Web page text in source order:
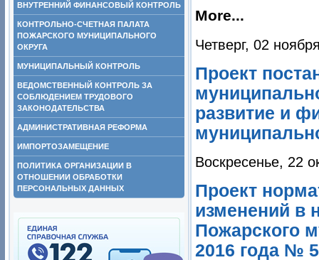
ВНУТРЕННИЙ ФИНАНСОВЫЙ КОНТРОЛЬ
КОНТРОЛЬНО-СЧЕТНАЯ ПАЛАТА
ПОЖАРСКОГО МУНИЦИПАЛЬНОГО
ОКРУГА
МУНИЦИПАЛЬНЫЙ КОНТРОЛЬ
ВЕДОМСТВЕННЫЙ КОНТРОЛЬ ЗА
СОБЛЮДЕНИЕМ ТРУДОВОГО
ЗАКОНОДАТЕЛЬСТВА
АДМИНИСТРАТИВНАЯ РЕФОРМА
ИМПОРТОЗАМЕЩЕНИЕ
ПОЛИТИКА ОРГАНИЗАЦИИ В
ОТНОШЕНИИ ОБРАБОТКИ
ПЕРСОНАЛЬНЫХ ДАННЫХ
More...
Четверг, 02
Проект
развитие и
Воскресенье, 22
Проект
изменений в
Пожарского
2016 года №